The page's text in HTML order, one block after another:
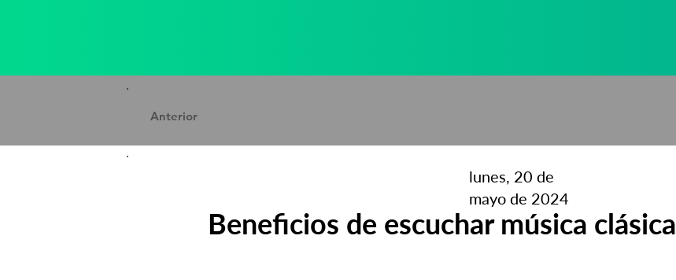
Anterior
lunes, 20 de
mayo de 2024
Beneficios de escuchar música clásica